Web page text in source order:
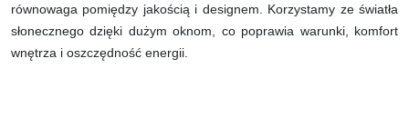
równowaga pomiędzy jakością i designem. Korzystamy ze światła
słonecznego dzięki dużym oknom, co poprawia warunki, komfort
wnętrza i oszczędność energii.